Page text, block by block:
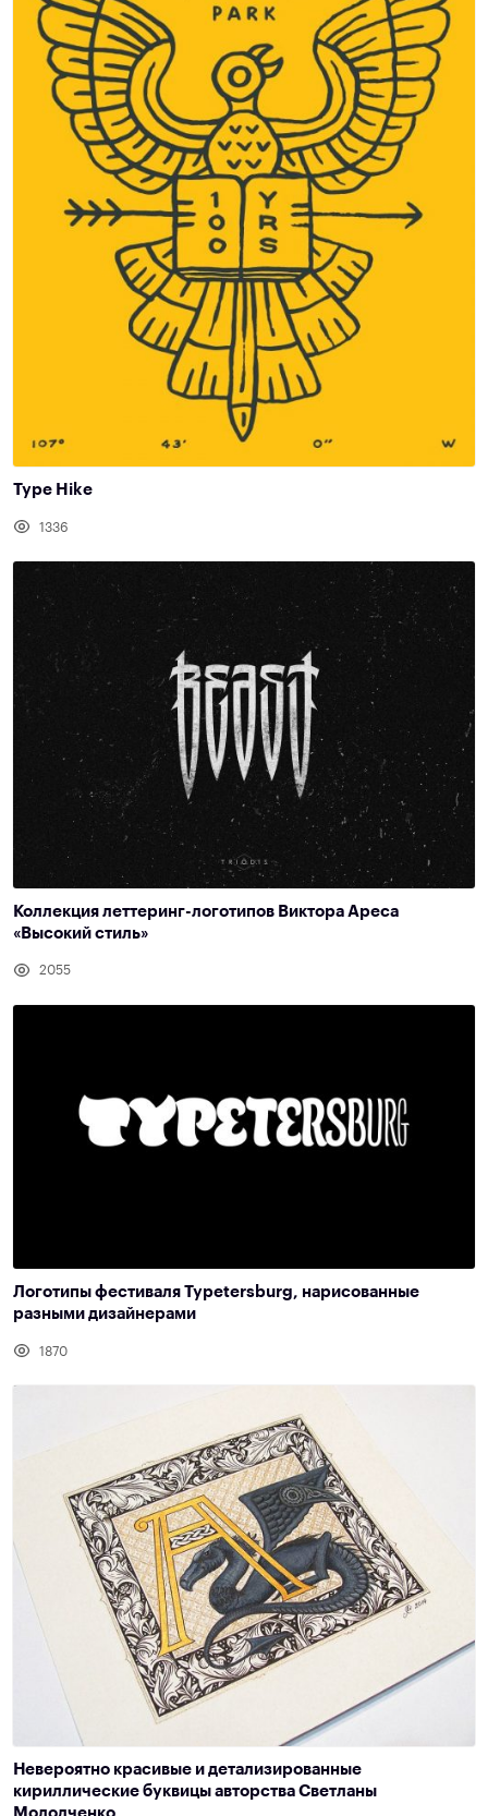
Type Hike
1336
Коллекция леттеринг-логотипов Виктора Ареса
«Высокий стиль»
2055
Логотипы фестиваля Typetersburg, нарисованные
разными дизайнерами
1870
Невероятно красивые и детализированные
кириллические буквицы авторства Светланы